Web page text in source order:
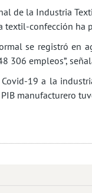
de la Industria
textil-confección ha
se registró en
306 empleos”,
19 a la
manufacturero